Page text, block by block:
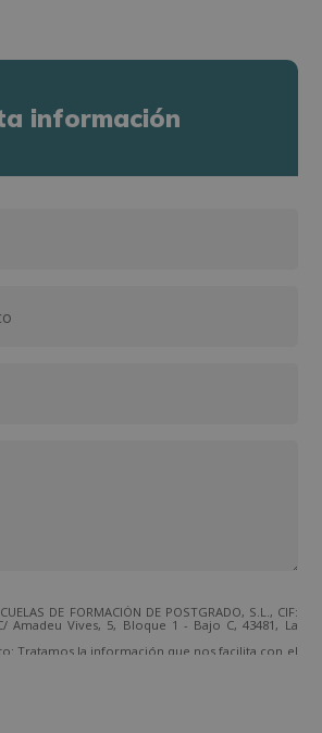
información
DE FORMACIÓN DE POSTGRADO, S.L., CIF:
Amadeu Vives, 5, Bloque 1 - Bajo C, 43481, La
Tratamos la información que nos facilita con el
y otros tipo de productos que fueran de su
sus derechos identificándose suficientemente,